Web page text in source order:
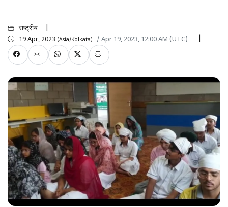
राष्ट्रीय
19 Apr, 2023 (Asia/Kolkata) / Apr 19, 2023, 12:00 AM (UTC)